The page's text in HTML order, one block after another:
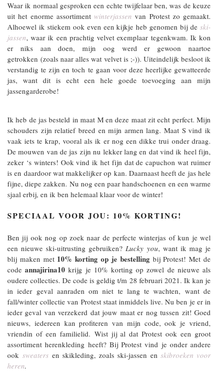
Waar ik normaal gesproken een echte twijfelaar ben, was de keuze
uit het enorme assortiment winterjassen van Protest zo gemaakt.
Alhoewel ik stiekem ook even een kijkje heb genomen bij de ski-
jassen, waar ik een prachtig velvet exemplaar tegenkwam. Ik kon
er niks aan doen, mijn oog werd er gewoon naartoe
getrokken (zoals naar alles wat velvet is ;-)). Uiteindelijk besloot ik
verstandig te zijn en toch te gaan voor deze heerlijke gewatteerde
jas, want dit is echt een hele goede toevoeging aan mijn
jassengarderobe!
Ik heb de jas besteld in maat M en deze maat zit echt perfect. Mijn
schouders zijn relatief breed en mijn armen lang. Maat S vind ik
vaak iets te krap, vooral als ik er nog een dikke trui onder draag.
De mouwen van de jas zijn nu lekker lang en dat vind ik heel fijn,
zeker ‘s winters! Ook vind ik het fijn dat de capuchon wat ruimer
is en daardoor wat makkelijker op kan. Daarnaast heeft de jas hele
fijne, diepe zakken. Nu nog een paar handschoenen en een warme
sjaal erbij, en ik ben helemaal klaar voor de winter!
SPECIAAL VOOR JOU: 10% KORTING!
Ben jij ook nog op zoek naar de perfecte winterjas of kun je wel
een nieuwe ski-uitrusting gebruiken? Lucky you, want ik mag je
blij maken met 10% korting op je bestellingbij Protest! Met de
codeannajirina10krijg je 10% korting op zowel de nieuwe als
oudere collecties. De code is geldig t/m 28 februari 2021. Ik kan je
in ieder geval aanraden om niet te lang te wachten, want de
fall/winter collectie van Protest staat inmiddels live. Nu ben je er in
ieder geval van verzekerd dat jouw maat er nog tussen zit! Goed
nieuws, iedereen kan profiteren van mijn code, ook je vriend,
vriendin of een familielid. Wist jij al dat Protest ook een groot
assortiment herenkleding heeft? Bij Protest vind je onder andere
ooksweaters en skikleding, zoals ski-jassen en skibroeken voor
heren.